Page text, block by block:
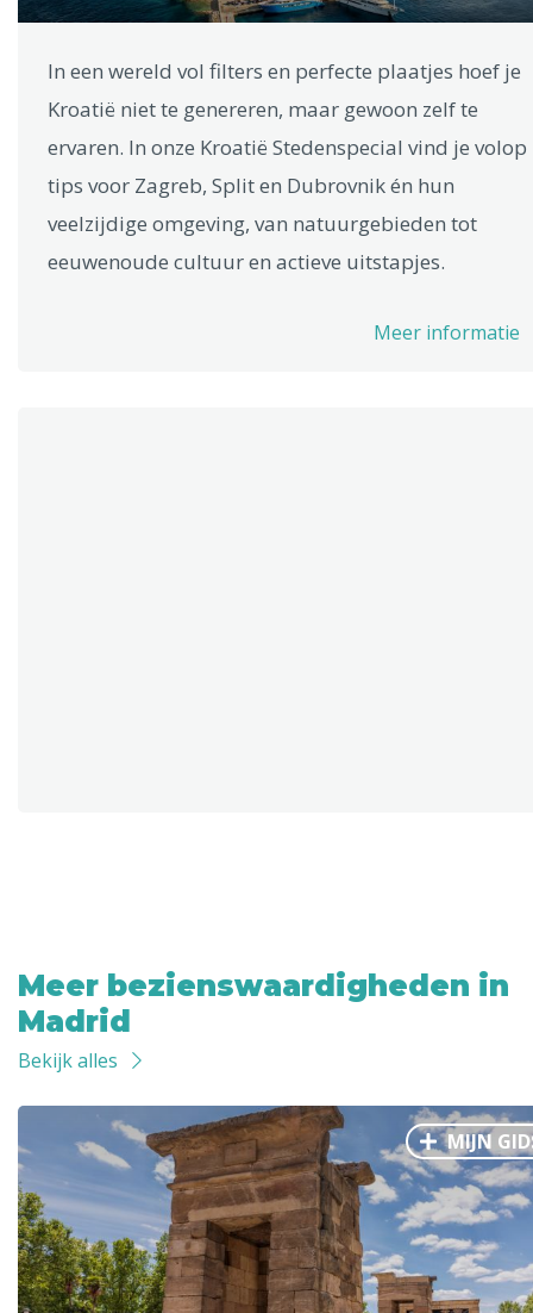
In een wereld vol filters en perfecte plaatjes hoef je
Kroatië niet te genereren, maar gewoon zelf te
ervaren. In onze Kroatië Stedenspecial vind je volop
tips voor Zagreb, Split en Dubrovnik én hun
veelzijdige omgeving, van natuurgebieden tot
eeuwenoude cultuur en actieve uitstapjes.
Meer informatie
Meer bezienswaardigheden in
Madrid
Bekijk alles
MIJN